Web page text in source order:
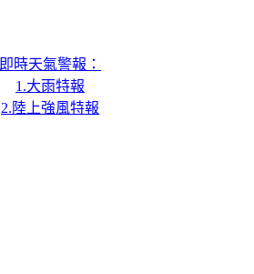
即時天氣警報：
1.大雨特報
2.陸上強風特報